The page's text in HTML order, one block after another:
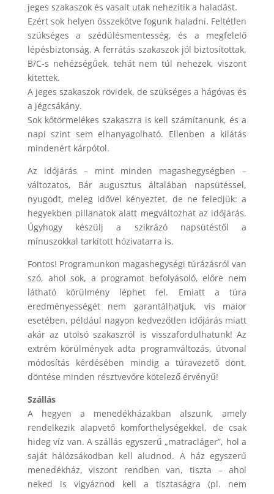
jeges szakaszok és vasalt utak nehezítik a haladást.
Ezért sok helyen összekötve fogunk haladni. Feltétlen
szükséges a szédülésmentesség, és a megfelelő
lépésbiztonság. A ferrátás szakaszok jól biztosítottak,
B/C-s nehézségűek, tehát nem túl nehezek, viszont
kitettek.
A jeges szakaszok rövidek, de szükséges a hágóvas és
a jégcsákány.
Sok kőtörmelékes szakaszra is kell számítanunk, és a
napi szint sem elhanyagolható. Ellenben a kilátás
mindenért kárpótol.
Az időjárás – mint minden magashegységben –
változatos, Bár augusztus általában napsütéssel,
nyugodt, meleg idővel kényeztet, de ne feledjük: a
hegyekben pillanatok alatt megváltozhat az időjárás.
Úgyhogy készülj a szikrázó napsütéstől a
mínuszokkal tarkított hózivatarra is.
Fontos! Programunkon magashegységi túrázásról van
szó, ahol sok, a programot befolyásoló, előre nem
látható körülmény léphet fel. Emiatt a túra
eredményességét nem garantálhatjuk, vis maior
esetében, például nagyon kedvezőtlen időjárás miatt
akár az utolsó szakaszról is visszafordulhatunk! Az
extrém körülmények adta programváltozás, útvonal
módosítás kérdésében mindig a túravezető dönt,
döntése minden résztvevőre kötelező érvényű!
Szállás
A hegyen a menedékházakban alszunk, amely
rendelkezik alapvető komforthelységekkel, de csak
hideg víz van. A szállás egyszerű „matracláger”, hol a
saját hálózsákodban kell aludnod. A ház egyszerű
menedékház, viszont rendben van, tiszta – ahol
neked is vigyáznod kell a tisztaságra (pl. nem